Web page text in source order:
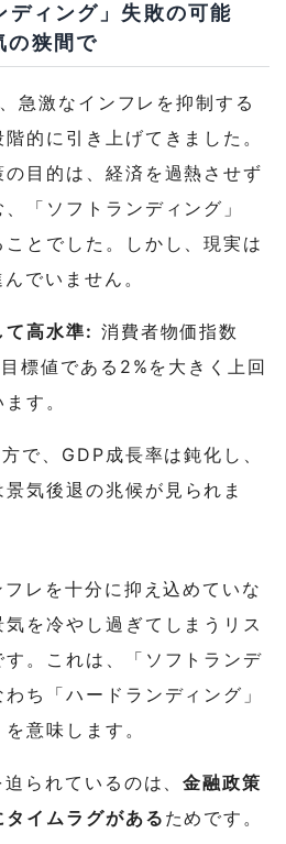
ディング」失敗の可能
の狭間で
急激なインフレを抑制する
的に引き上げてきました。
目的は、経済を過熱させず
「ソフトランディング」
とでした。
しかし、現実は
でいません。
て高水準: 消費者物価指数
標値である2%を大きく上回
す。
で、GDP成長率は鈍化し、
気後退の兆候が見られま
レを十分に抑え込めていな
を冷やし過ぎてしまうリス
。これは、「ソフトランデ
ち「ハードランディング」
意味します。
られているのは、金融政策
イムラグがある ためです。